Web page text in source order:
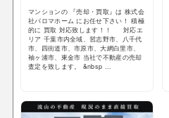
マンションの 『売却・買取』は 株式会
社パロマホーム にお任せ下さい！ 積極
的に 買取 対応致します！！ 対応エ
リア 千葉市内全域、習志野市、八千代
市、四街道市、市原市、大網白里市、
袖ヶ浦市、東金市 当社で不動産の売却
査定を致します。 &nbsp ...